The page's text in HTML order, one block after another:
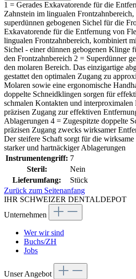
1 = Gerades Exkavatorende für die
Zahnstein im lingualen
superdünnen gebogenen Sichel für die
Exkavatorende für die Entfernung von
lingualen Frontzahnbereich, kombiniert
Sichel - einer dünnen gebogenen Klinge
den Frontzahnbereich 2 = Superdünner
den molaren Bereich. Das einzigartige
gestattet den optimalen Zugang zu
Molaren sowie eine ergonomische
doppelte Schneidklingen sorgen für
schmalen Kontakten und
präzisen Zugang zur effektiven
Ablagerungen 4 = Zugespitzte doppelte
präzisen Zugang zwecks wirksamer
Der steifere Schaft sorgt für die wirksame
starker und hartnäckiger Ablagerungen
Instrumentengriff: 7
Steril:
Nein
Lieferumfang:
Stück
Zurück zum Seitenanfang
IHR SCHWEIZER DENTALDEPOT
Unternehmen
Wer wir sind
Buchs/ZH
Jobs
Unser Angebot